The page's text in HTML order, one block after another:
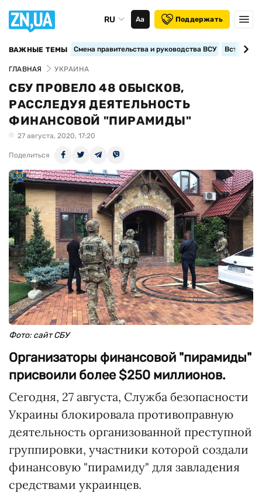
RU Аа Поддержать
ВАЖНЫЕ ТЕМЫ Смена правительства и руководства ВСУ
ГЛАВНАЯ УКРАИНА
СБУ ПРОВЕЛО 48 ОБЫСКОВ,
РАССЛЕДУЯ ДЕЯТЕЛЬНОСТЬ
ФИНАНСОВОЙ "ПИРАМИДЫ"
27 августа, 2020, 17:20
Поделиться
Фото: сайт СБУ
Организаторы финансовой "пирамиды"
присвоили более $250 миллионов.
Сегодня, 27 августа, Служба безопасности
Украины блокировала противоправную
деятельность организованной преступной
группировки, участники которой создали
финансовую "пирамиду" для завладения
средствами украинцев.